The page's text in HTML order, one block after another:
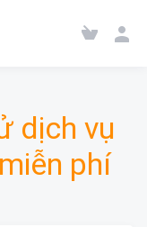
dịch vụ
phí